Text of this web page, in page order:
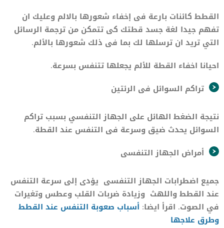
القطط كائنات بارعة فى إخفاء شعورها بالالم وعليك ان
تفهم جيدا لغة جسد قطتك كى تتمكن من ترجمة الرسائل
التي تريد ان ترسلها لك بما فى ذلك شعورها بالألم.
احيانا اخفاء القطة للألم يجعلها تتنفس بسرعة.
تراكم السوائل فى الرئتين
نتيجة الضغط الهائل على الجهاز التنفسي بسبب تراكم
السوائل يحدث ضيق وسرعة فى التنفس عند القطة.
أمراض الجهاز التنفسى
جميع اضطرابات الجهاز التنفسى يؤدى إلى سرعة التنفس
عند القطط واللهث وزيادة ضربات القلب وعطس وتغيرات
في الصوت. اقرأ ايضا: أسباب صعوبة التنفس عند القطط
وطرق علاجها